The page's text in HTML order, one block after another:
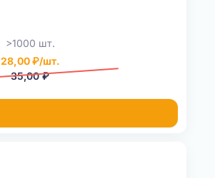
>1000 шт.
28,00 ₽/шт.
35,00 ₽